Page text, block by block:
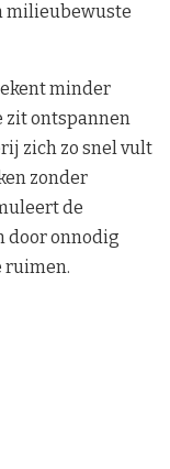
milieubewuste
minder
zit ontspannen
zich zo snel vult
zonder
de
door onnodig
ruimen.